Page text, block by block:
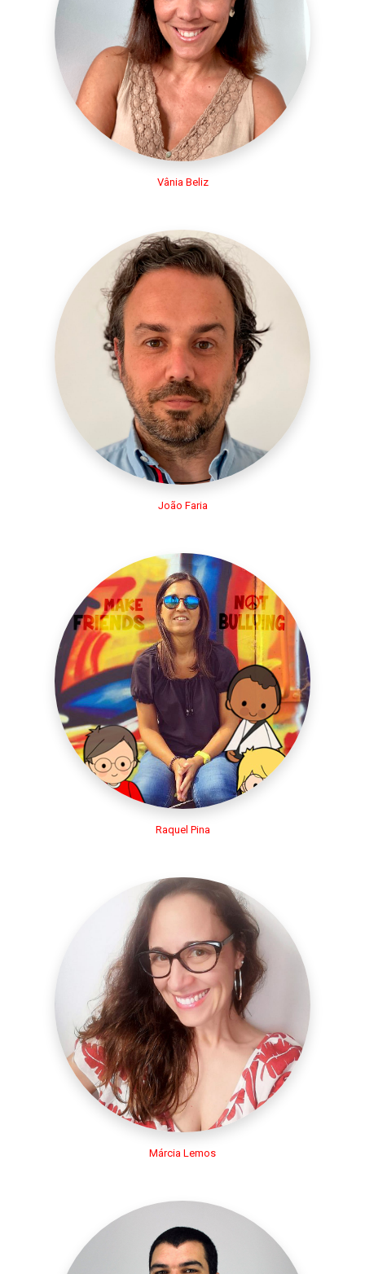
Vânia Beliz
João Faria
Raquel Pina
Márcia Lemos